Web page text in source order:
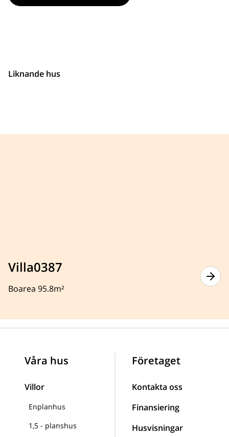
Liknande hus
Villa0387
Boarea 95.8m²
Våra hus
Villor
Enplanhus
1,5 - planshus
Företaget
Kontakta oss
Finansiering
Husvisningar